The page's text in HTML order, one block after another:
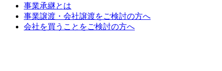
事業承継とは
事業譲渡・会社譲渡をご検討の方へ
会社を買うことをご検討の方へ